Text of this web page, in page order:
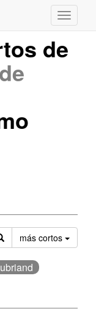
de
más cortos